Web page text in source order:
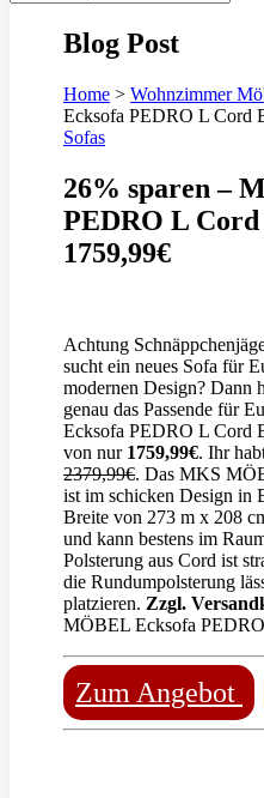
Blog Post
Home > Wohnzimmer
Ecksofa PEDRO L Cord
Sofas
26% sparen –
PEDRO L
1759,99€
Achtung
sucht ein neues Sofa für
modernen Design? Dann
genau das Passende für
Ecksofa PEDRO L Cord
von nur 1759,99€. Ihr
2379,99€. Das MKS
ist im schicken Design in
Breite von 273 m x 208
und kann bestens im
Polsterung aus Cord ist
die Rundumpolsterung
platzieren. Zzgl.
MÖBEL Ecksofa
Zum Angebot